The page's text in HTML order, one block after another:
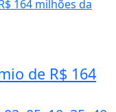
de R$ 164